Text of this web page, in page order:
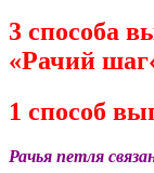
3 способа
«Рачий шаг
1 способ
Рачья петля